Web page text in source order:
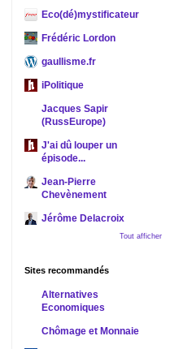
Eco(dé)mystificateur
Frédéric Lordon
gaullisme.fr
iPolitique
Jacques Sapir
(RussEurope)
J'ai dû louper un
épisode...
Jean-Pierre
Chevènement
Jérôme Delacroix
Tout afficher
Sites recommandés
Alternatives
Economiques
Chômage et Monnaie